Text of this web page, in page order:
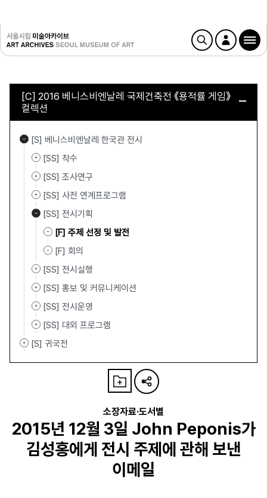
[C] 2016 베니스비엔날레 국제건축전 《용적률 게임》
컬렉션
[S] 베니스비엔날레 한국관 전시
[SS] 착수
[SS] 조사연구
[SS] 사전 연계프로그램
[SS] 전시기획
[F] 주제 선정 및 발전
[F] 회의
[SS] 전시실행
[SS] 홍보 및 커뮤니케이션
[SS] 전시운영
[SS] 대외 프로그램
[S] 귀국전
소장자료·도서별
2015년 12월 3일 John Peponis가
김성홍에게 전시 주제에 관해 보낸
이메일